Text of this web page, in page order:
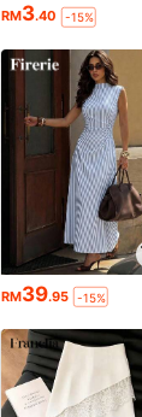
RM3.40 -15%
RM39.95 -15%